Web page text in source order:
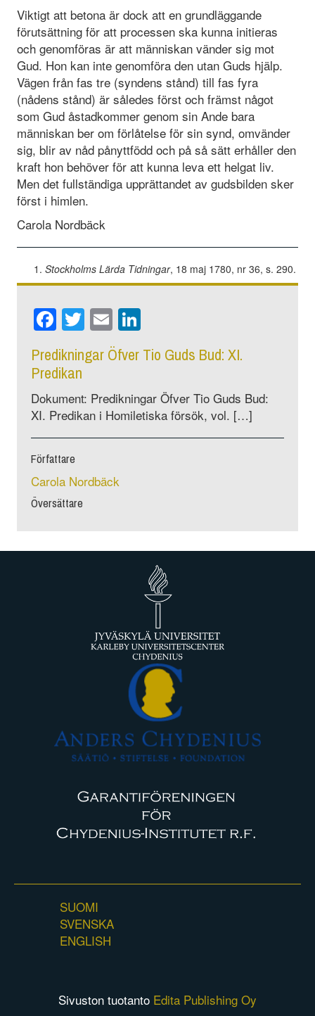
Viktigt att betona är dock att en grundläggande
förutsättning för att processen ska kunna initieras
och genomföras är att människan vänder sig mot
Gud. Hon kan inte genomföra den utan Guds hjälp.
Vägen från fas tre (syndens stånd) till fas fyra
(nådens stånd) är således först och främst något
som Gud åstadkommer genom sin Ande bara
människan ber om förlåtelse för sin synd, omvänder
sig, blir av nåd pånyttfödd och på så sätt erhåller den
kraft hon behöver för att kunna leva ett helgat liv.
Men det fullständiga upprättandet av gudsbilden sker
först i himlen.
Carola Nordbäck
Stockholms Lärda Tidningar, 18 maj 1780, nr 36, s. 290.
Facebook
Twitter
EmailLinkedIn
Predikningar Öfver Tio Guds Bud: XI.
Predikan
Dokument: Predikningar Öfver Tio Guds Bud:
XI. Predikan i Homiletiska försök, vol. […]
Författare
Carola Nordbäck
Översättare
SUOMI
SVENSKA
ENGLISH
Sivuston tuotanto Edita Publishing Oy